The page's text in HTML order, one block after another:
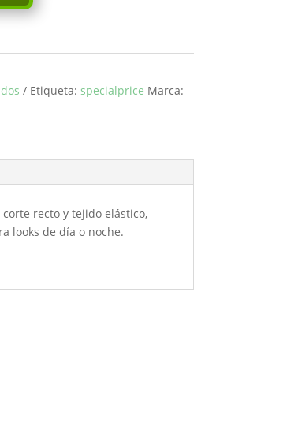
Etiqueta: specialprice Marca:
recto y tejido elástico,
looks de día o noche.